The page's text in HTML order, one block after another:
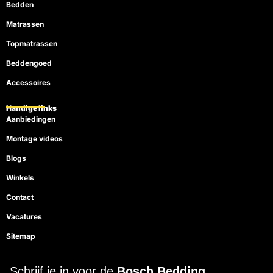
Bedden
Matrassen
Topmatrassen
Beddengoed
Accessoires
Handige links
Aanbiedingen
Montage videos
Blogs
Winkels
Contact
Vacatures
Sitemap